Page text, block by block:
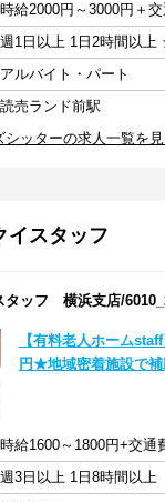
時給2000円～3000円＋
アルバイト・パート
読売ランド前駅
シッターの求人一覧を
イスタッフ
タッフ 横浜支店/
【有料老人ホーム
円★地域密着施設で
時給1600～1800円+交通
週3日以上 1日8時間以上